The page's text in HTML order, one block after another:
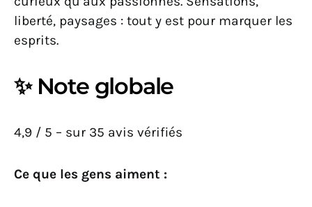
liberté, paysages : tout y est pour marquer les
esprits.
✨ Note globale
4,9 / 5 – sur 35 avis vérifiés
Ce que les gens aiment :